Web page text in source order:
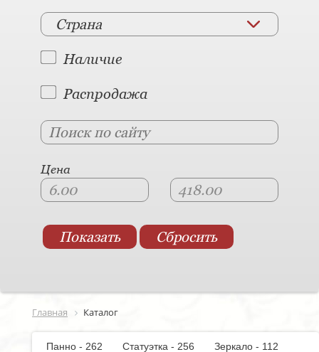
Страна
Наличие
Распродажа
Цена
Главная Каталог
Панно - 262 Статуэтка - 256
Зеркало - 112